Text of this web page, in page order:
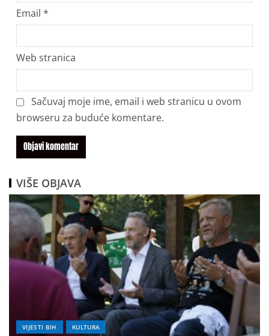
Email *
Web stranica
Sačuvaj moje ime, email i web stranicu u ovom
browseru za buduće komentare.
VIŠE OBJAVA
VIJESTI BIH KULTURA